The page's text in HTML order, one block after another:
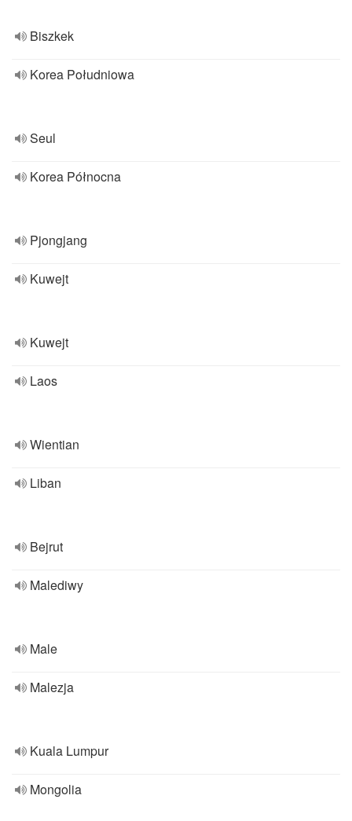
Biszkek
Korea Południowa
Seul
Korea Północna
Pjongjang
Kuwejt
Kuwejt
Laos
Wientian
Liban
Bejrut
Malediwy
Male
Malezja
Kuala Lumpur
Mongolia